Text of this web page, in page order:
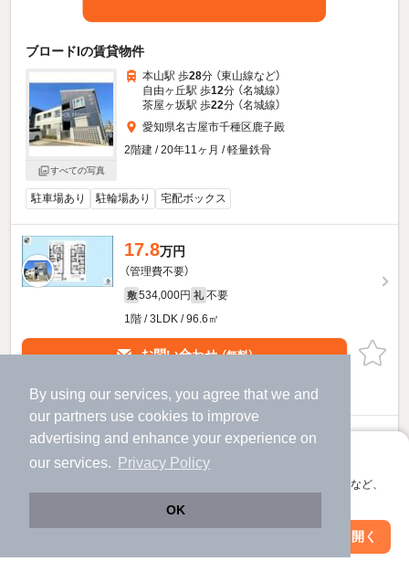
By using our services, you agree that we and
our partners use cookies to improve
advertising and enhance your experience on
our services.
Privacy Policy
OK
アプリに切り替えて、サクサクお部屋探し
会員登録なしですぐ使える。マップ検索やお気に入り保存など、
アプリを開く
ブロードIの賃貸物件
すべての写真
本山駅 歩28分 （東山線など）
自由ヶ丘駅 歩12分 （名城線）
茶屋ヶ坂駅 歩22分 （名城線）
愛知県名古屋市千種区鹿子殿
2階建 / 20年11ヶ月 / 軽量鉄骨
駐車場あり 駐輪場あり 宅配ボックス
17.8万円
（管理費不要）
敷 534,000円 礼 不要
1階 / 3LDK / 96.6㎡
お問い合わせ（無料）
提供
ブロードIのすべての部屋を見る
絞り込み条件を変更